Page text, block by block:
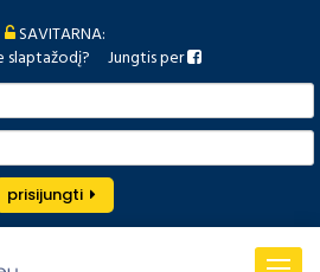
SAVITARNA:
slaptažodį?
Jungtis per
prisijungti